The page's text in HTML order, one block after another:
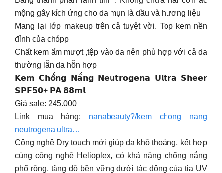
mộng gây kích ứng cho da mụn là dầu và hương liệu
Mang lại lớp makeup trên cả tuyệt vời. Top kem nền
đỉnh của chópp
Chất kem ẩm mượt ,tệp vào da nên phù hợp với cả da
thường lẫn da hỗn hợp
𝗞𝗲𝗺 𝗖𝗵𝗼̂́𝗻𝗴 𝗡𝗮̆́𝗻𝗴 𝗡𝗲𝘂𝘁𝗿𝗼𝗴𝗲𝗻𝗮 𝗨𝗹𝘁𝗿𝗮 𝗦𝗵𝗲𝗲𝗿
𝗦𝗣𝗙𝟱𝟬+ 𝗣𝗔 𝟴𝟴𝗺𝗹
Giá sale: 245.000
Link mua hàng: nanabeauty?/kem chong nang
neutrogena ultra…
Công nghệ Dry touch mới giúp da khô thoáng, kết hợp
cùng công nghệ Helioplex, có khả năng chống nắng
phổ rộng, tăng độ bền vững dưới tác động của tia UV